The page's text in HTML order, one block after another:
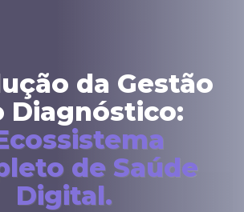
da Gestão
Diagnóstico:
de Saúde
Digital.